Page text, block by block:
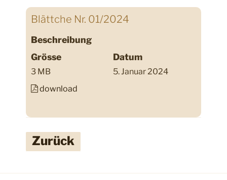
Blättche Nr. 01/2024
Beschreibung
Grösse
3 MB
Datum
5. Januar 2024
download
Zurück